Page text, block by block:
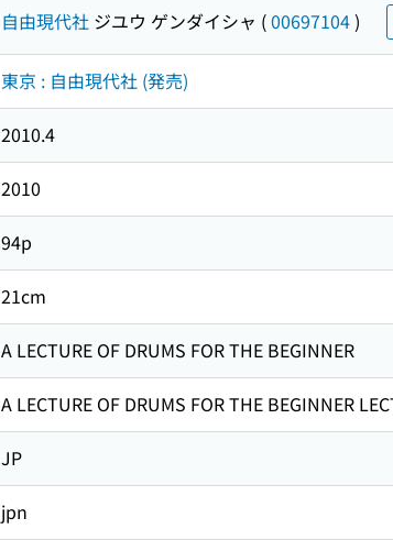
自由現代社 ジユウ ゲンダイシャ (00697104)
東京 : 自由現代社 (発売)
2010.4
2010
94p
21cm
A LECTURE OF DRUMS FOR THE BEGINNER
A LECTURE OF DRUMS FOR THE BEGINNER
JP
jpn